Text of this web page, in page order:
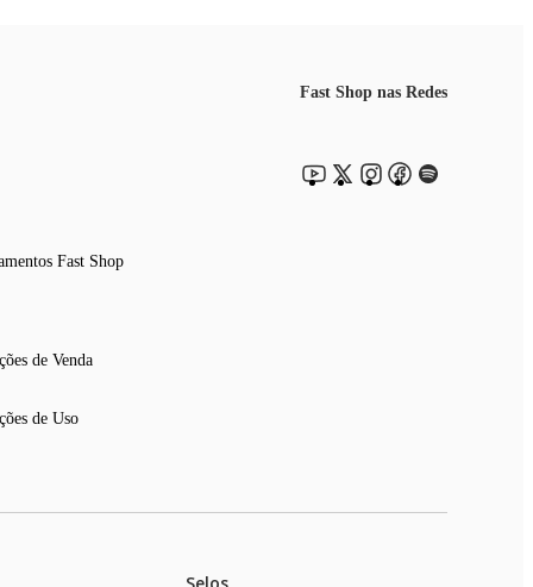
Fast Shop
de Venda
de Uso
Fast Shop nas Redes